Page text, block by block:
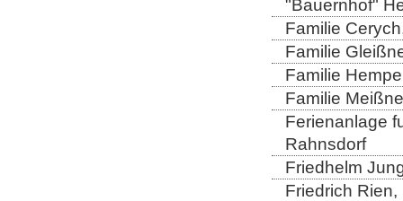
"Bauernhof"
Familie
Familie
Familie
Familie
Ferienanlage
Rahnsdorf
Friedhelm
Friedrich